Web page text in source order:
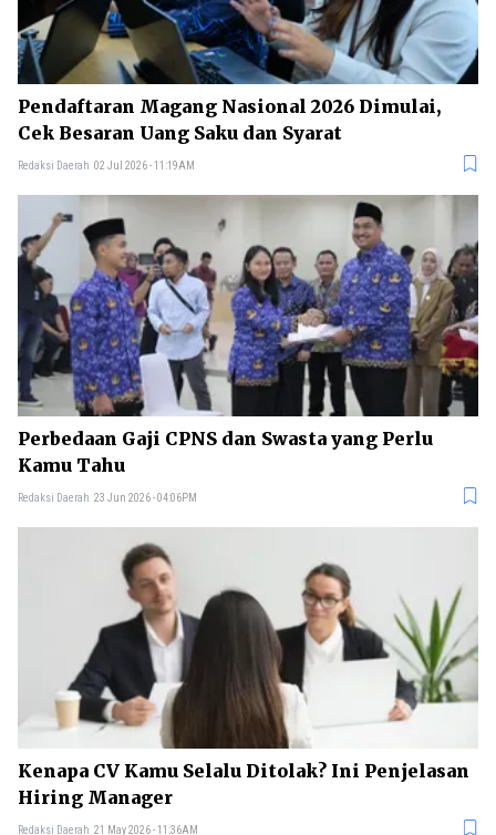
Pendaftaran Magang Nasional 2026 Dimulai,
Cek Besaran Uang Saku dan Syarat
Redaksi Daerah 02 Jul 2026 - 11:19AM
Perbedaan Gaji CPNS dan Swasta yang Perlu
Kamu Tahu
Redaksi Daerah 23 Jun 2026 - 04:06PM
Kenapa CV Kamu Selalu Ditolak? Ini Penjelasan
Hiring Manager
Redaksi Daerah 21 May 2026 - 11:36AM